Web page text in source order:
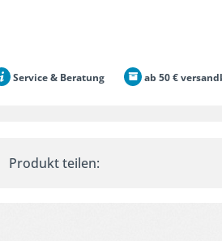
Service & Beratung ab 50 €
Produkt teilen: